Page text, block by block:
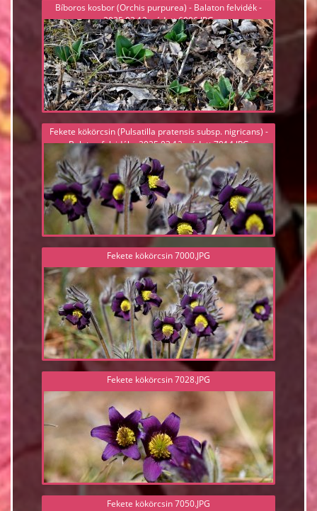
Bíboros kosbor (Orchis purpurea) - Balaton felvidék -
2025.03.12, védett 6996.JPG
Fekete kökörcsin (Pulsatilla pratensis subsp. nigricans) -
Balaton felvidék - 2025.03.12, védett 7014.JPG
Fekete kökörcsin 7000.JPG
Fekete kökörcsin 7028.JPG
Fekete kökörcsin 7050.JPG